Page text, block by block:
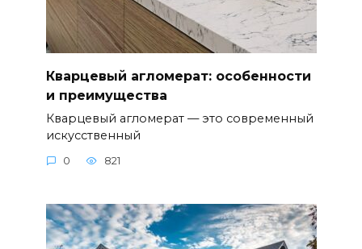
Кварцевый агломерат: особенности
и преимущества
Кварцевый агломерат — это современный
искусственный
0 821